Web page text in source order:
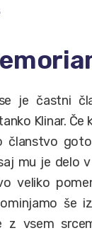
je častni
Klinar. Če
članstvo
mu je delo
veliko
še
z vsem